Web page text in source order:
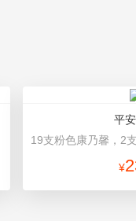
平
¥